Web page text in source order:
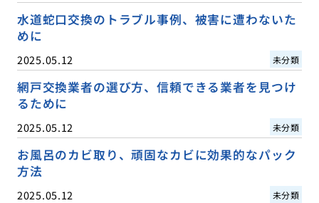
水道蛇口交換のトラブル事例、被害に遭わないた
めに
2025.05.12 未分類
網戸交換業者の選び方、信頼できる業者を見つけ
るために
2025.05.12 未分類
お風呂のカビ取り、頑固なカビに効果的なパック
方法
2025.05.12 未分類